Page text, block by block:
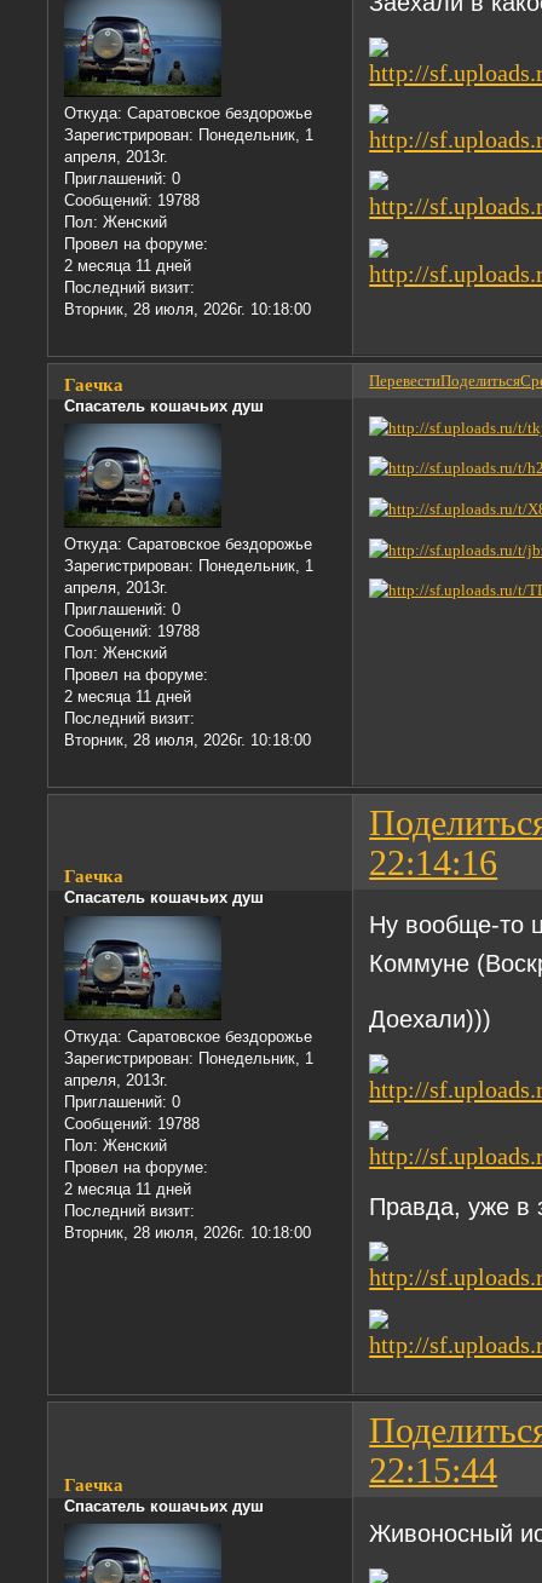
Откуда: Саратовское бездорожье
Зарегистрирован: Понедельник, 1
апреля, 2013г.
Приглашений: 0
Сообщений: 19788
Пол: Женский
Провел на форуме:
2 месяца 11 дней
Последний визит:
Вторник, 28 июля, 2026г. 10:18:00
ПеревестиПоделиться
Гаечка
Спасатель кошачьих душ
Откуда: Саратовское бездорожье
Зарегистрирован: Понедельник, 1
апреля, 2013г.
Приглашений: 0
Сообщений: 19788
Пол: Женский
Провел на форуме:
2 месяца 11 дней
Последний визит:
Вторник, 28 июля, 2026г. 10:18:00
22:14:16
Гаечка
Спасатель кошачьих душ
Откуда: Саратовское бездорожье
Зарегистрирован: Понедельник, 1
апреля, 2013г.
Приглашений: 0
Сообщений: 19788
Пол: Женский
Провел на форуме:
2 месяца 11 дней
Последний визит:
Вторник, 28 июля, 2026г. 10:18:00
Ну вообще-то
Коммуне
Доехали)))
Правда, уже в
22:15:44
Гаечка
Спасатель кошачьих душ
Живоносный